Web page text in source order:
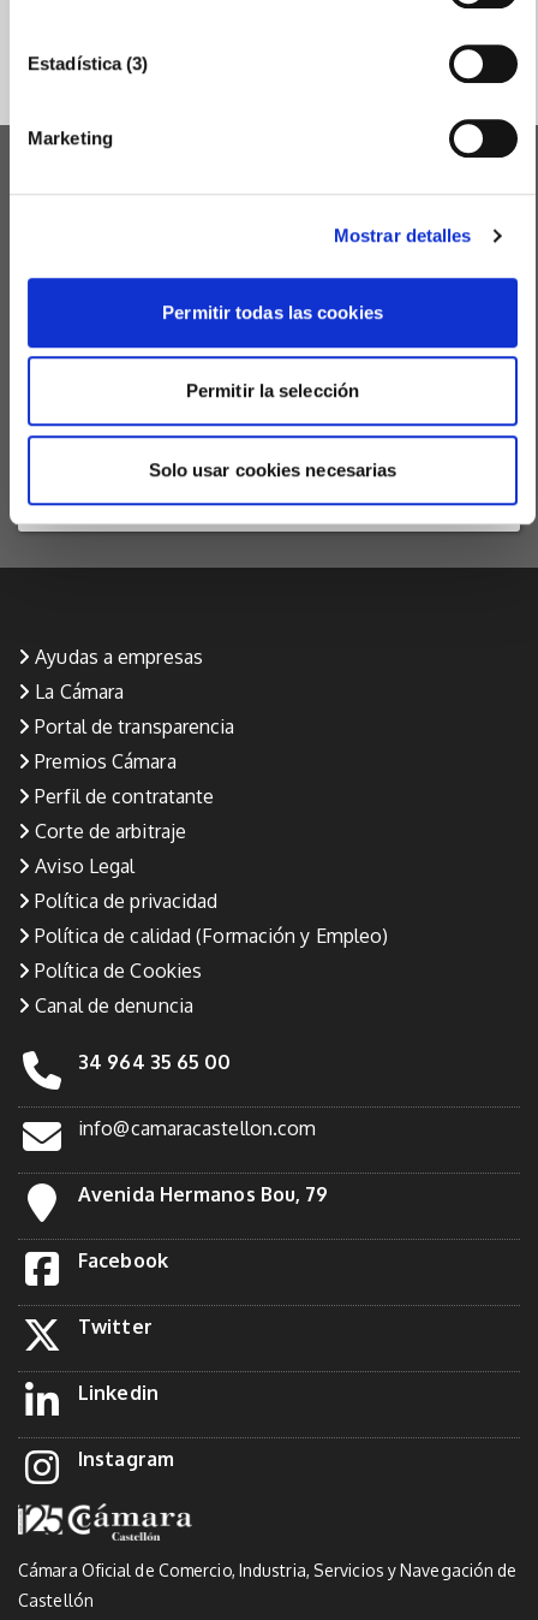
Estadística (3)
Marketing
Mostrar detalles
Permitir todas las cookies
Permitir la selección
Solo usar cookies necesarias
IGNITE CONGRESS
PREMIO PYME DEL AÑO 2026
ENACTIO - CLUB DE NEGOCIOS
DELEGACIONES DE LA CÁMARA
AULA VIRTUAL
Ayudas a empresas
La Cámara
Portal de transparencia
Premios Cámara
Perfil de contratante
Corte de arbitraje
Aviso Legal
Política de privacidad
Política de calidad (Formación y Empleo)
Política de Cookies
Canal de denuncia
34 964 35 65 00
info@camaracastellon.com
Avenida Hermanos Bou, 79
Facebook
Twitter
Linkedin
Instagram
Cámara Oficial de Comercio, Industria, Servicios y Navegación de
Castellón